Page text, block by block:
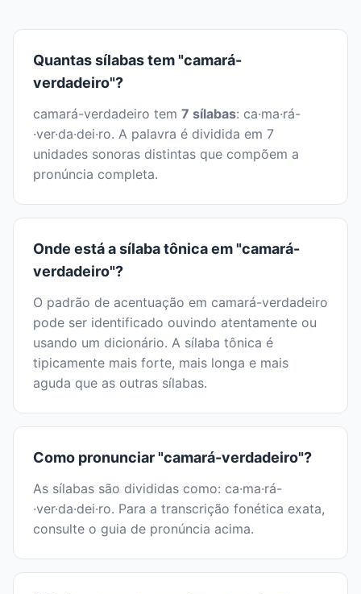
Quantas sílabas tem "camará-
verdadeiro"?
camará-verdadeiro tem 7 sílabas: ca·ma·rá-
·ver·da·dei·ro. A palavra é dividida em 7
unidades sonoras distintas que compõem a
pronúncia completa.
Onde está a sílaba tônica em "camará-
verdadeiro"?
O padrão de acentuação em camará-verdadeiro
pode ser identificado ouvindo atentamente ou
usando um dicionário. A sílaba tônica é
tipicamente mais forte, mais longa e mais
aguda que as outras sílabas.
Como pronunciar "camará-verdadeiro"?
As sílabas são divididas como: ca·ma·rá-
·ver·da·dei·ro. Para a transcrição fonética exata,
consulte o guia de pronúncia acima.